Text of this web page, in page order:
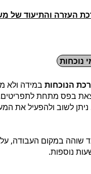
העזרה והתיעוד של
נוכחות
הנוכחות במידה ולא
בפס מתחת לתפריטים.
ניתן לשוב ולהפעיל את
שוהה במקום העבודה,
נוספות.